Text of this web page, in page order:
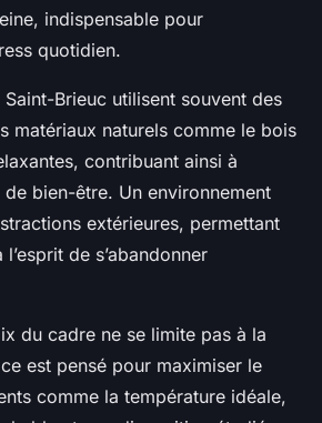
indispensable pour
quotidien.
Brieuc utilisent souvent des
matériaux naturels comme le bois
contribuant ainsi à
bien-être. Un environnement
extérieures, permettant
de s’abandonner
du cadre ne se limite pas à la
est pensé pour maximiser le
comme la température idéale,